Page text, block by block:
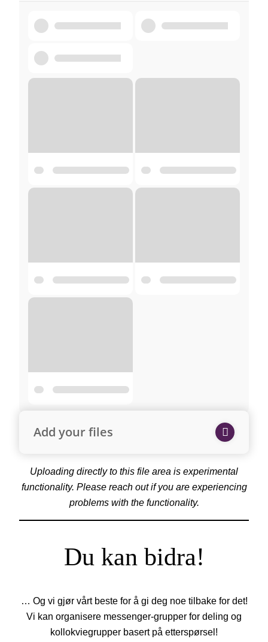
Add your files
Uploading directly to this file area is experimental
functionality. Please reach out if you are experiencing
problems with the functionality.
Du kan bidra!
… Og vi gjør vårt beste for å gi deg noe tilbake for det!
Vi kan organisere messenger-grupper for deling og
kollokviegrupper basert på etterspørsel!